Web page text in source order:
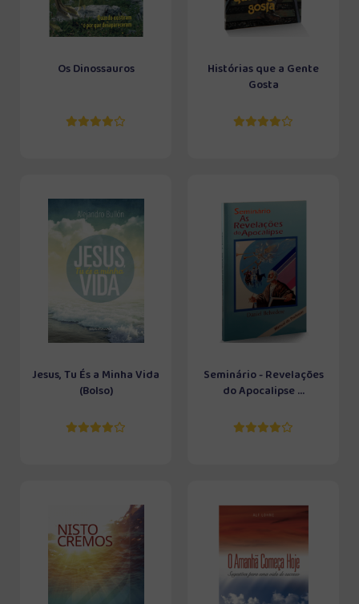
Os Dinossauros
Histórias que a Gente
Gosta
Jesus, Tu És a Minha Vida
(Bolso)
Seminário - Revelações
do Apocalipse ...